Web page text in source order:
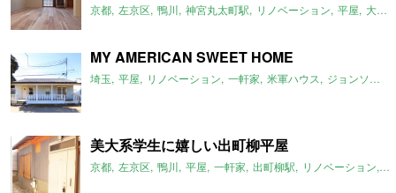
京都 左京区 鴨川 神宮丸太町駅 リノベーション 平屋 大文字山
MY AMERICAN SWEET HOME
埼玉 平屋 リノベーション 一軒家 米軍ハウス ジョンソンタウン
美大系学生に嬉しい出町柳平屋
京都 左京区 鴨川 平屋 一軒家 出町柳駅 リノベーション